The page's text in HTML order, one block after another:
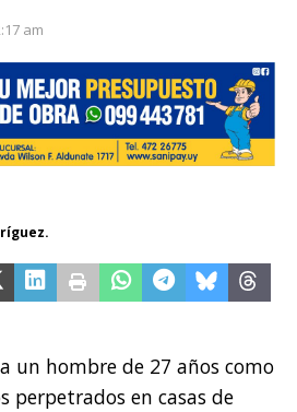
am
un hombre de 27 años como
perpetrados en casas de